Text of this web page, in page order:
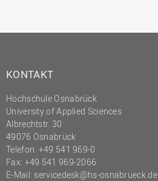
KONTAKT
Hochschule Osnabrück
University of Applied Sciences
Albrechtstr. 30
49076 Osnabrück
Telefon: +49 541 969-0
Fax: +49 541 969-2066
E-Mail: servicedesk@hs-osnabrueck.de